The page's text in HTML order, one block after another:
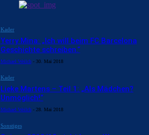
Kader
Yerry Mina: „Ich will beim FC Barcelona
Geschichte schreiben.“
Michael Weilch - 30. Mai 2018
Kader
Lieke Martens – Teil 1: „Als Mädchen?
Unmöglich!“
Michael Weilch - 28. Mai 2018
Sonstiges